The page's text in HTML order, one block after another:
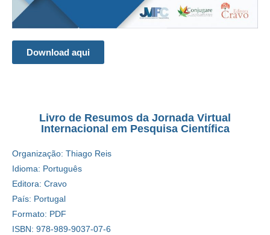
Download aqui
Livro de Resumos da Jornada Virtual
Internacional em Pesquisa Científica
Organização: Thiago Reis
Idioma: Português
Editora: Cravo
País: Portugal
Formato: PDF
ISBN: 978-989-9037-07-6